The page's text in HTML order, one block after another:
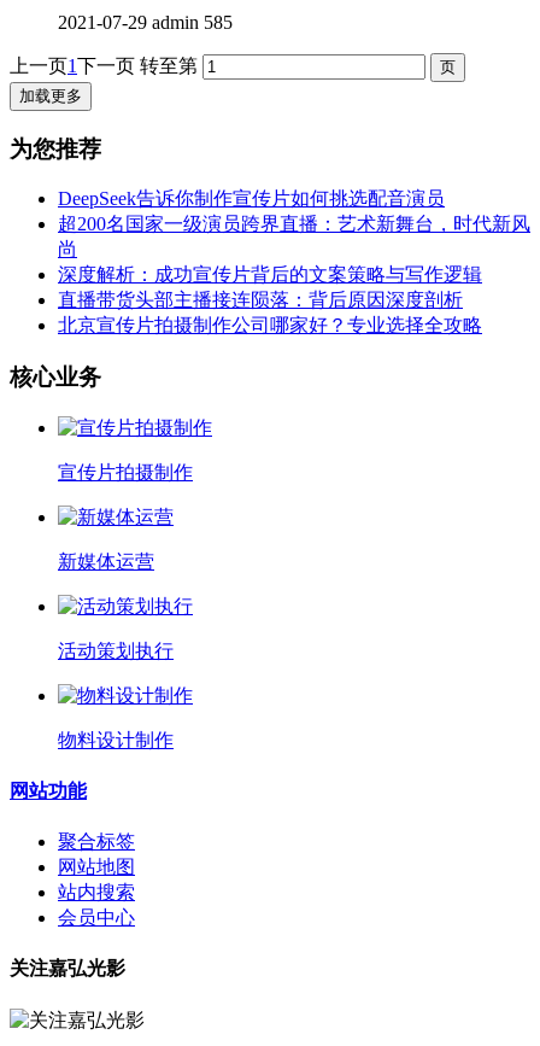
2021-07-29 admin 585
上一页1下一页 转至第
加载更多
为您推荐
DeepSeek告诉你制作宣传片如何挑选配音演员
超200名国家一级演员跨界直播：艺术新舞台，时代新风
尚
深度解析：成功宣传片背后的文案策略与写作逻辑
直播带货头部主播接连陨落：背后原因深度剖析
北京宣传片拍摄制作公司哪家好？专业选择全攻略
核心业务
宣传片拍摄制作
新媒体运营
活动策划执行
物料设计制作
网站功能
聚合标签
网站地图
站内搜索
会员中心
关注嘉弘光影